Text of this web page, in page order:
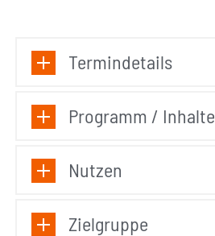
Termindetails
Programm / Inhalte
Nutzen
Zielgruppe